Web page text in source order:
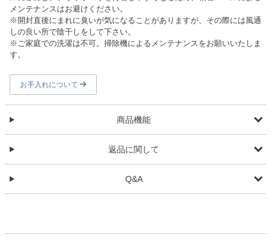
メンテナンスはお避けください。
※開封直後にまれに臭いが気になることがありますが、その際には風通
しの良い所で陰干しをして下さい。
※ご家庭での洗濯は不可。掃除機によるメンテナンスをお願いいたしま
す。
お手入れについて
商品機能
返品に関して
Q&A